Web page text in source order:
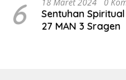
6
Sentuhan
27 MAN 3 Sragen